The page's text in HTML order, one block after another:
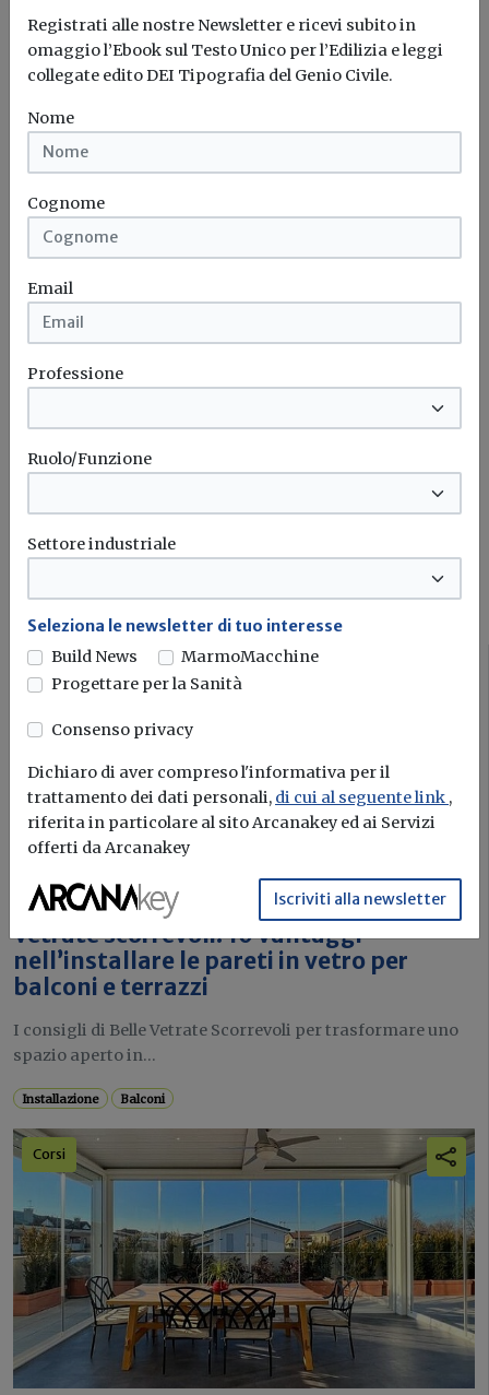
Iscriviti alla newsletter di
Build News
Rimani aggiornato sulle ultime
energetica e sostenibilità edile
I più letti sull'argomento
Corsi
Vetrate scorrevoli: 10 vantaggi
nell’installare le pareti in vetro per
balconi e terrazzi
I consigli di Belle Vetrate Scorrevoli per trasformare uno
spazio aperto in...
Installazione Balconi
Corsi
Registrati alle nostre Newsletter e ricevi subito in
omaggio l’Ebook sul Testo Unico per l’Edilizia e leggi
collegate edito DEI Tipografia del Genio Civile.
Nome
Cognome
Email
Professione
Ruolo/Funzione
Settore industriale
Seleziona le newsletter di tuo interesse
Build News
MarmoMacchine
Progettare per la Sanità
Consenso privacy
Dichiaro di aver compreso l'informativa per il
trattamento dei dati personali, di cui al seguente link ,
riferita in particolare al sito Arcanakey ed ai Servizi
offerti da Arcanakey
Iscriviti alla newsletter